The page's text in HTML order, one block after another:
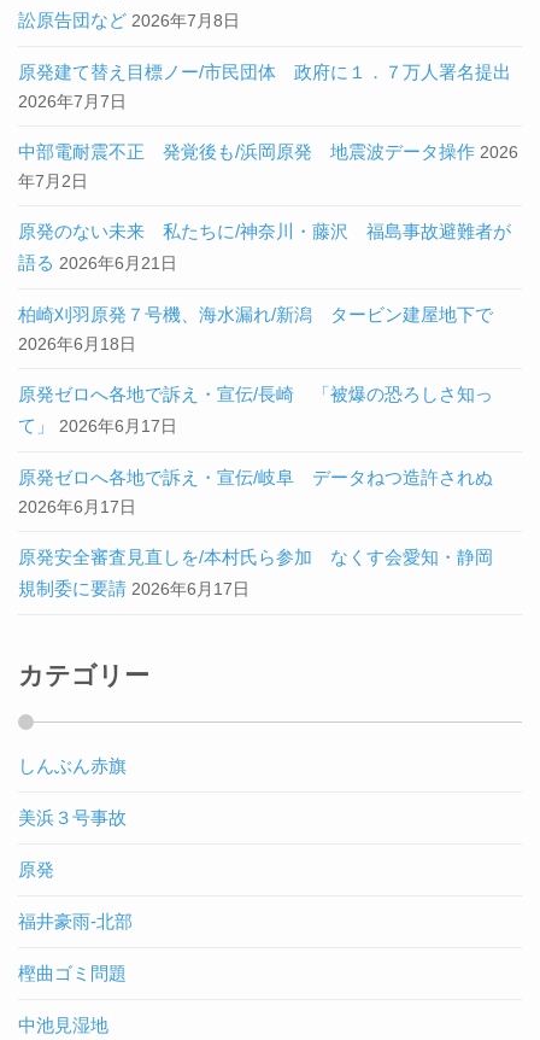
訟原告団など 2026年7月8日
原発建て替え目標ノー/市民団体 政府に１．７万人署名提出
2026年7月7日
中部電耐震不正 発覚後も/浜岡原発 地震波データ操作 2026
年7月2日
原発のない未来 私たちに/神奈川・藤沢 福島事故避難者が
語る 2026年6月21日
柏崎刈羽原発７号機、海水漏れ/新潟 タービン建屋地下で
2026年6月18日
原発ゼロへ各地で訴え・宣伝/長崎 「被爆の恐ろしさ知っ
て」
2026年6月17日
原発ゼロへ各地で訴え・宣伝/岐阜 データねつ造許されぬ
2026年6月17日
原発安全審査見直しを/本村氏ら参加 なくす会愛知・静岡
規制委に要請 2026年6月17日
カテゴリー
しんぶん赤旗
美浜３号事故
原発
福井豪雨-北部
樫曲ゴミ問題
中池見湿地